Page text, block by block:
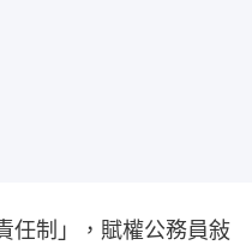
任制」，賦權公務員敍